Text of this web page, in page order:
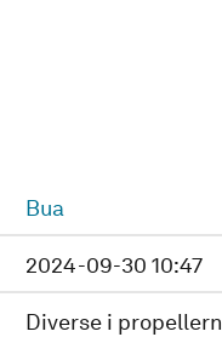
Bua
2024-09-30 10:47
Diverse i propellern